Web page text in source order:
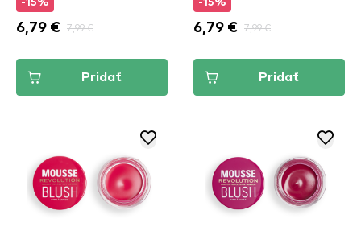
-15%
6,79 € 7,99 €
Pridať
-15%
6,79 € 7,99 €
Pridať